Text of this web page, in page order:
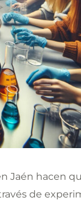
Jaén hacen
de